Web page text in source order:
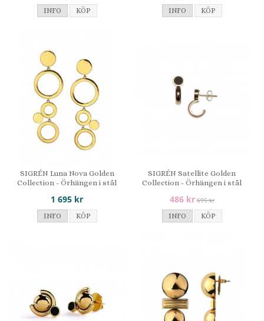
INFO KÖP
INFO
KÖP
SIGRÉN Luna Nova Golden
Collection - Örhängen i stål
1 695 kr
INFO KÖP
SIGRÉN Satellite Golden
Collection - Örhängen i stål
486 kr 695 kr
INFO
KÖP